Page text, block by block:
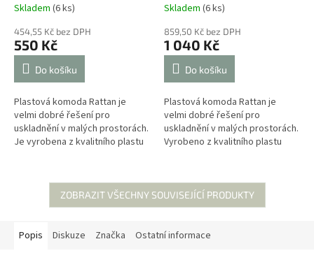
Skladem (6 ks)
454,55 Kč bez DPH
550 Kč
Do košíku
Plastová komoda Rattan je
velmi dobré řešení pro
uskladnění v malých prostorách.
Je vyrobena z kvalitního plastu
Skladem (6 ks)
859,50 Kč bez DPH
1 040 Kč
Do košíku
Plastová komoda Rattan je
velmi dobré řešení pro
uskladnění v malých prostorách.
Vyrobeno z kvalitního plastu
dětský...
ZOBRAZIT VŠECHNY SOUVISEJÍCÍ PRODUKTY
Popis Diskuze Značka Ostatní informace